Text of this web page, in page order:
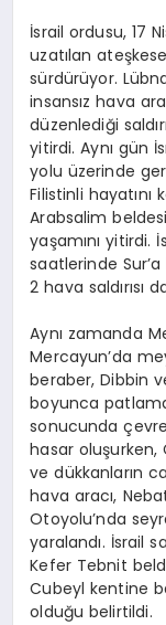
İsrail ordusu, 17
uzatılan
sürdürüyor.
insansız hava
düzenlediği
yitirdi. Aynı gün
yolu üzerinde
Filistinli hayatını
Arabsalim
yaşamını yitirdi.
saatlerinde
2 hava saldırısı
Aynı zamanda
Mercayun’da
beraber, Dibbin
boyunca
sonucunda
hasar oluşurken,
ve dükkanların
hava aracı,
Otoyolu’nda
yaralandı. İsrail
Kefer Tebnit
Cubeyl kentine
olduğu belirtildi.